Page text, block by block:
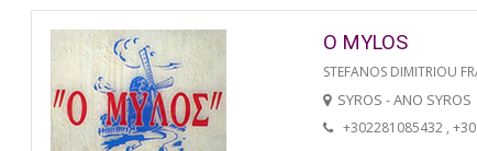
O MYLOS
STEFANOS DIMITRIOU
SYROS - ANO SYROS
+302281085432 ,